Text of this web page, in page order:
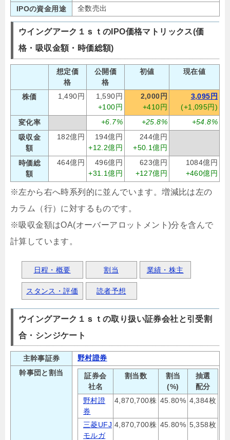
IPOの資金用途
全数売出
ウイングアーク１ｓｔのIPO価格マトリックス(価
格・吸収金額・時価総額)
想定価
格
公開価
格
初値 現在値
株価 1,490円
1,590円
+100円
2,000円
+410円
3,095円
(+1,095円)
変化率
+6.7% +25.8%
+54.8%
吸収金
額
182億円
194億円
+12.2億円
244億円
+50.1億円
時価総
額
464億円
496億円
+31.1億円
623億円
+127億円
1084億円
+460億円
※左から右へ時系列的に並んでいます。増減比は左の
カラム（行）に対するものです。
※吸収金額はOA(オーバーアロットメント)分を含んで
計算しています。
日程・概要 割当 業績・株主
スタンス・評価 読者予想
ウイングアーク１ｓｔの取り扱い証券会社と引受割
合・シンジケート
主幹事証券
野村證券
幹事団と割当
証券会
社名
割当数
割当
(%)
抽選
配分
野村證
券
4,870,700株 45.80% 4,384枚
三菱UFJ
モルガ
4,870,700株 45.80% 5,358枚